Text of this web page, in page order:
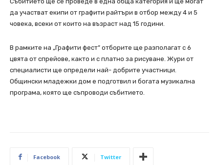
да участват екипи от графити райтъри в отбор между 4 и 5
човека, всеки от които на възраст над 15 години.
В рамките на „Графити фест” отборите ще разполагат с 6
цвята от спрейове, както и с платно за рисуване. Жури от
специалисти ще определи най- добрите участници.
Общински младежки дом е подготвил и богата музикална
програма, която ще съпроводи събитието.
Facebook Twitter